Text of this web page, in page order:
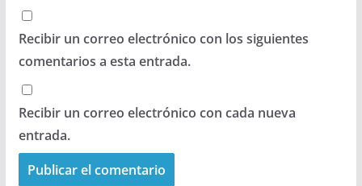
Recibir un correo electrónico con los siguientes
comentarios a esta entrada.
Recibir un correo electrónico con cada nueva
entrada.